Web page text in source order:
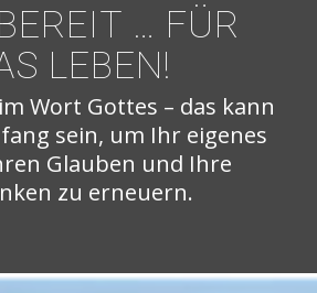
… FÜR
LEBEN!
Wort Gottes – das kann
sein, um Ihr eigenes
Glauben und Ihre
zu erneuern.